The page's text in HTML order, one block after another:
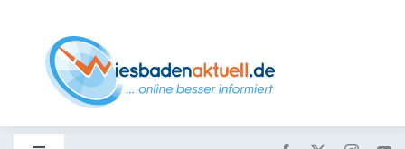
content